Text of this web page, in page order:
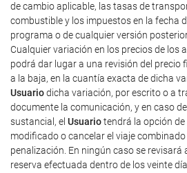
de cambio aplicable, las tasas de
combustible y los impuestos en la fecha
programa o de cualquier versión
Cualquier variación en los precios de los
podrá dar lugar a una revisión del precio
a la baja, en la cuantía exacta de dicha
Usuariodicha variación, por escrito o a
documente la comunicación, y en caso
sustancial, el Usuariotendrá la opción
modificado o cancelar el viaje
penalización. En ningún caso se revisará
reserva efectuada dentro de los veinte